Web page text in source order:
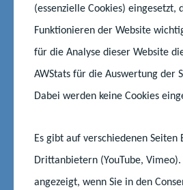
(essenzielle Cookies) eingesetzt,
Funktionieren der Website
für die Analyse dieser Website
AWStats für die Auswertung der
Dabei werden keine Cookies
Es gibt auf verschiedenen Seiten
Drittanbietern (YouTube,
angezeigt, wenn Sie in den
Die Aufgaben der
Fachaufsicht über Unterricht und
als Schulträger